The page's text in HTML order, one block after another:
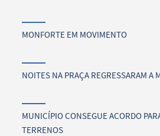
MONFORTE EM MOVIMENTO
NOITES NA PRAÇA REGRESSARAM A
MUNICÍPIO CONSEGUE ACORDO
TERRENOS